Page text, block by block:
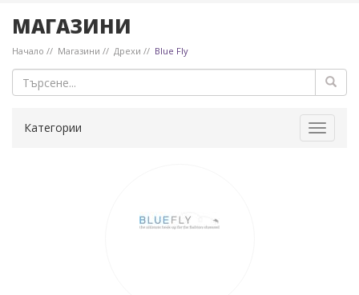
МАГАЗИНИ
Начало Магазини Дрехи Blue Fly
Toggle
Категории